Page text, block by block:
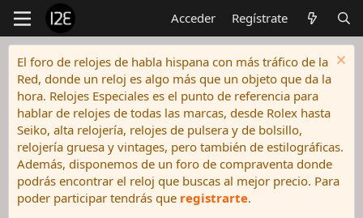
Acceder Regístrate
El foro de relojes de habla hispana con más tráfico de la
Red, donde un reloj es algo más que un objeto que da la
hora. Relojes Especiales es el punto de referencia para
hablar de relojes de todas las marcas, desde Rolex hasta
Seiko, alta relojería, relojes de pulsera y de bolsillo,
relojería gruesa y vintages, pero también de estilográficas.
Además, disponemos de un foro de compraventa donde
podrás encontrar el reloj que buscas al mejor precio. Para
poder participar tendrás que registrarte.